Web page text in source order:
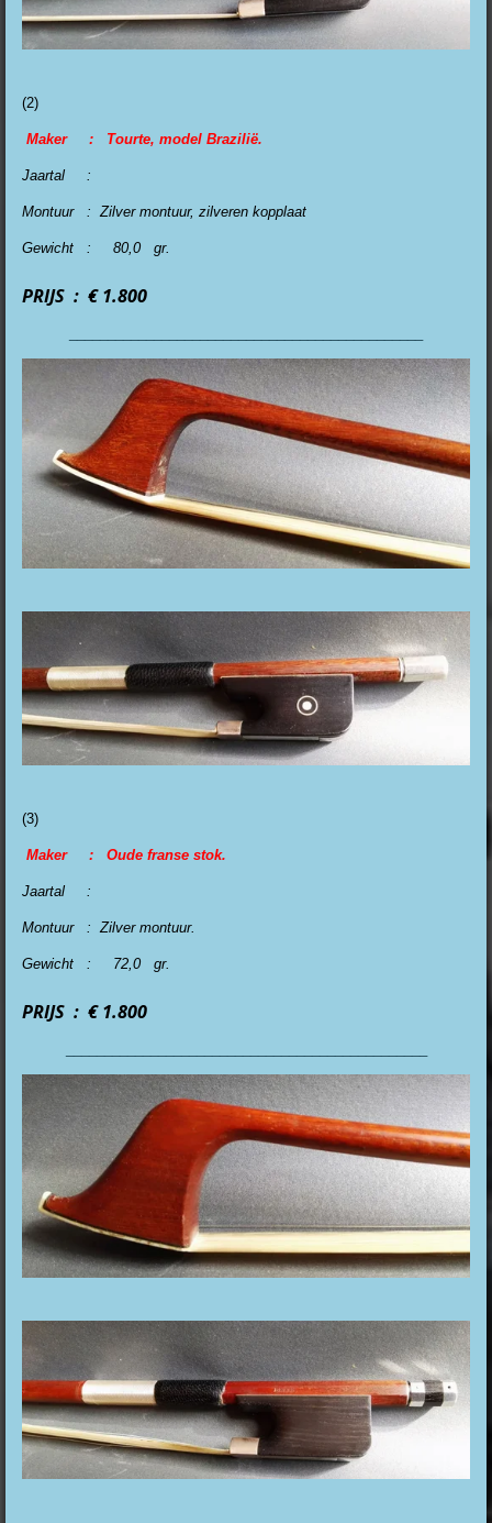
(2)
Maker : Tourte, model Brazilië.
Jaartal :
Montuur : Zilver montuur, zilveren kopplaat
Gewicht : 80,0 gr.
PRIJS : € 1.800
(3)
Maker : Oude franse stok.
Jaartal :
Montuur : Zilver montuur.
Gewicht : 72,0 gr.
PRIJS : € 1.800